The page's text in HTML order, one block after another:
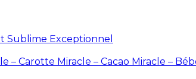
Sublime Exceptionnel
– Carotte Miracle – Cacao Miracle –